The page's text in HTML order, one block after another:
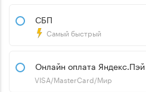
СБП
Самый быстрый
Онлайн оплата Яндекс.Пэй
VISA/MasterCard/Мир